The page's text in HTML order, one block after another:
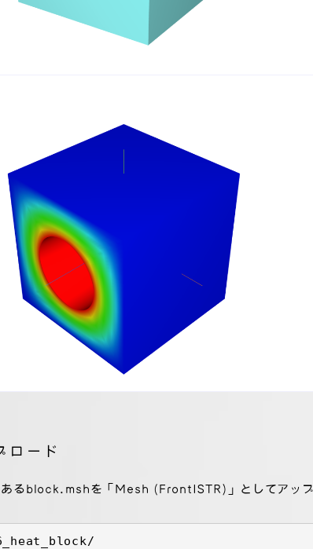
ロード
るblock.mshを「Mesh (FrontISTR)」としてアップ